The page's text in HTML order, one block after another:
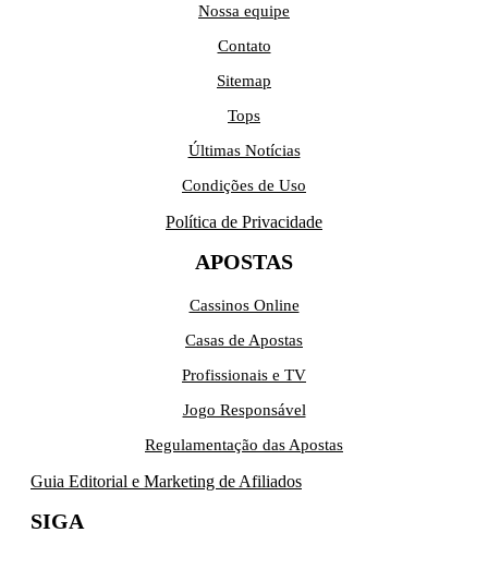
Nossa equipe
Contato
Sitemap
Tops
Últimas Notícias
Condições de Uso
Política de Privacidade
APOSTAS
Cassinos Online
Casas de Apostas
Profissionais e TV
Jogo Responsável
Regulamentação das Apostas
Guia Editorial e Marketing de Afiliados
SIGA